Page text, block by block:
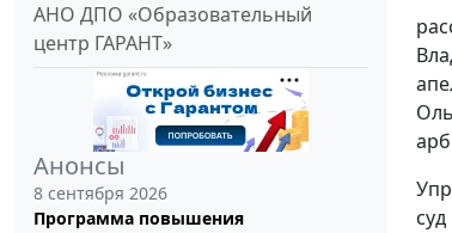
АНО ДПО «Образовательный
центр ГАРАНТ»
Анонсы
8 сентября 2026
Программа повышения